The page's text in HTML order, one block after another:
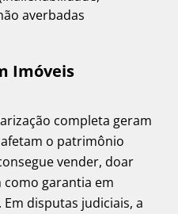
averbadas
Imóveis
completa geram
o patrimônio
vender, doar
garantia em
disputas judiciais, a